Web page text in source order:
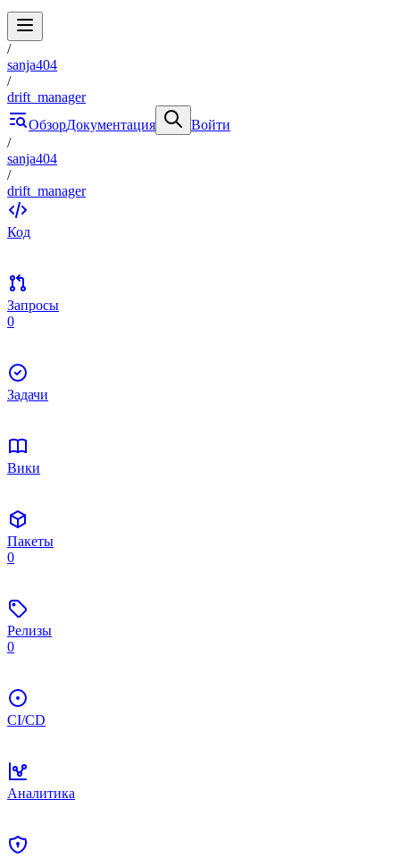
/
sanja404
/
drift_manager
ОбзорДокументация
Войти
/
sanja404
/
drift_manager
Код
Запросы
0
Задачи
Вики
Пакеты
0
Релизы
0
CI/CD
Аналитика